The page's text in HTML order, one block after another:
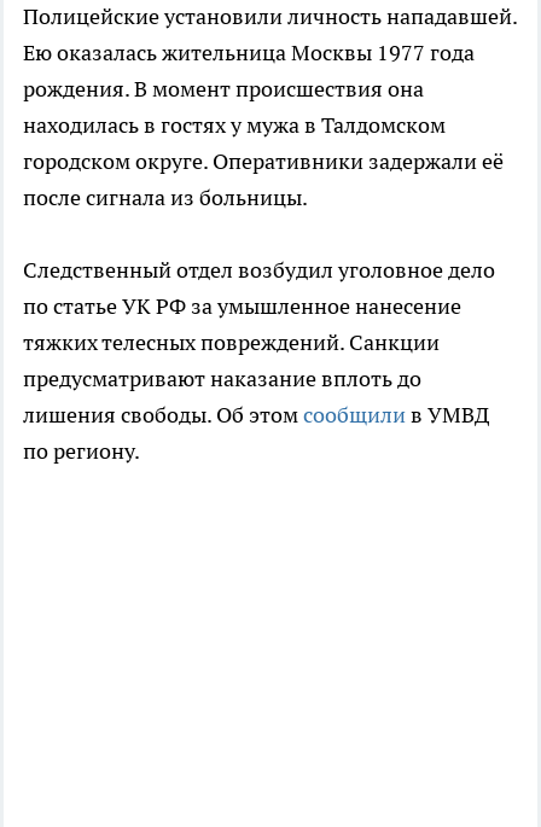
Полицейские установили личность нападавшей.
Ею оказалась жительница Москвы 1977 года
рождения. В момент происшествия она
находилась в гостях у мужа в Талдомском
городском округе. Оперативники задержали её
после сигнала из больницы.
Следственный отдел возбудил уголовное дело
по статье УК РФ за умышленное нанесение
тяжких телесных повреждений. Санкции
предусматривают наказание вплоть до
лишения свободы. Об этомсообщилив УМВД
по региону.